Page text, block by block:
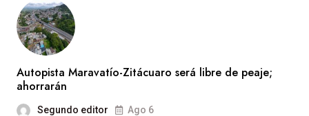
Autopista Maravatío-Zitácuaro será libre de peaje;
ahorrarán
Segundo editor Ago 6